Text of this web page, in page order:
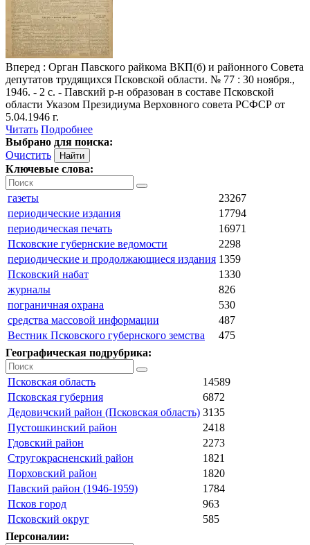
Вперед : Орган Павского райкома ВКП(б) и районного Совета
депутатов трудящихся Псковской области. № 77 : 30 ноября.,
1946. - 2 с. - Павский р-н образован в составе Псковской
области Указом Президиума Верховного совета РСФСР от
5.04.1946 г.
Читать Подробнее
Выбрано для поиска:
Очистить
Ключевые слова:
газеты
23267
периодические издания
17794
периодическая печать
16971
Псковские губернские ведомости
2298
периодические и продолжающиеся издания 1359
Псковский набат
1330
журналы
826
пограничная охрана
530
средства массовой информации
487
Вестник Псковского губернского земства
475
Географическая подрубрика:
Псковская область
14589
Псковская губерния
6872
Дедовичский район (Псковская область) 3135
Пустошкинский район
2418
Гдовский район
2273
Стругокрасненский район
1821
Порховский район
1820
Павский район (1946-1959)
1784
Псков город
963
Псковский округ
585
Персоналии: